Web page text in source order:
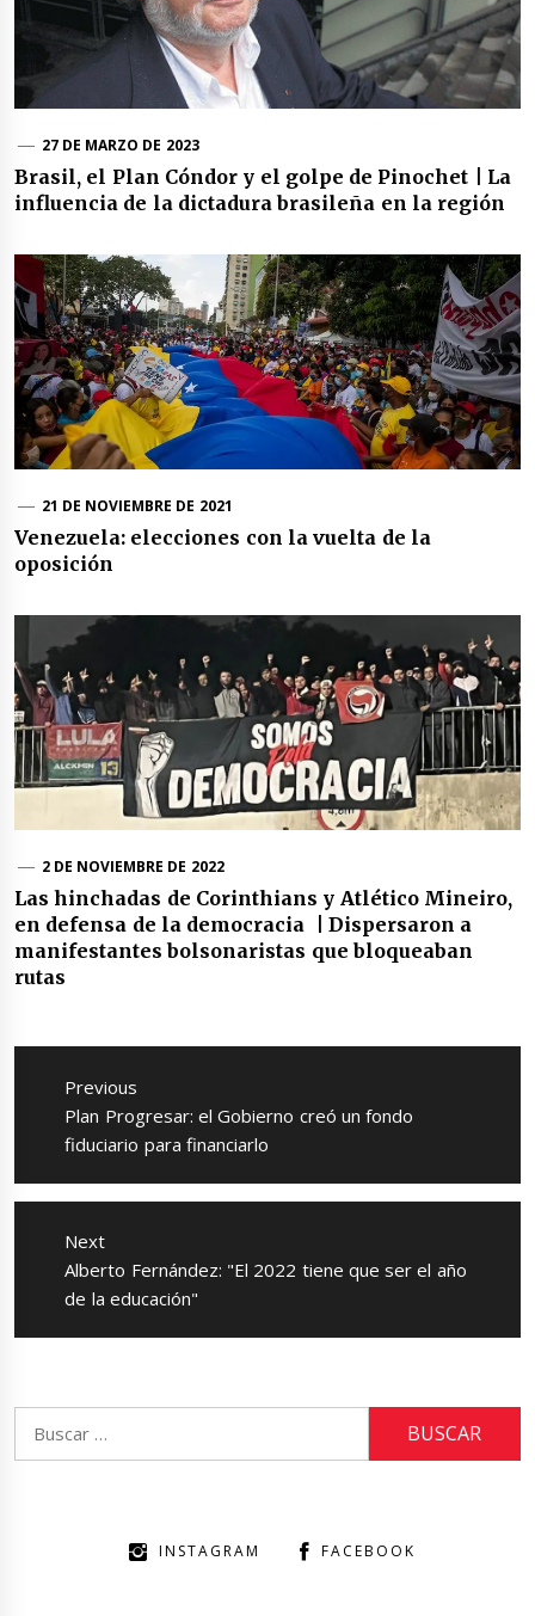
27 DE MARZO DE 2023
Brasil, el Plan Cóndor y el golpe de Pinochet | La
influencia de la dictadura brasileña en la región
21 DE NOVIEMBRE DE 2021
Venezuela: elecciones con la vuelta de la
oposición
2 DE NOVIEMBRE DE 2022
Las hinchadas de Corinthians y Atlético Mineiro,
en defensa de la democracia | Dispersaron a
manifestantes bolsonaristas que bloqueaban
rutas
Navegación
entradas
Previous
Previous
post:
Plan Progresar: el Gobierno creó un fondo
fiduciario para financiarlo
Next
Next
post:
Alberto Fernández: "El 2022 tiene que ser el año
de la educación"
INSTAGRAM FACEBOOK